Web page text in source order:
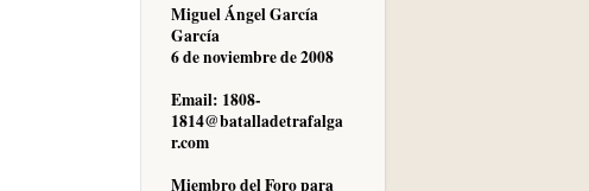
Miguel Ángel García
García
6 de noviembre de 2008
Email: 1808-
1814@batalladetrafalga
r.com
Miembro del Foro para